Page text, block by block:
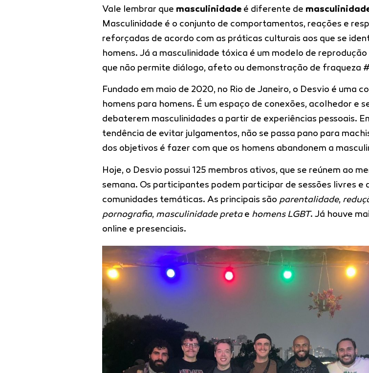
Vale lembrar que masculinidadeé diferente de
Masculinidade é o conjunto de comportamentos, reações e
reforçadas de acordo com as práticas culturais aos que se
homens. Já a masculinidade tóxica é um modelo de
que não permite diálogo, afeto ou demonstração de fraqueza
Fundado em maio de 2020, no Rio de Janeiro, o Desvio é uma
homens para homens. É um espaço de conexões, acolhedor e
debaterem masculinidades a partir de experiências pessoais.
tendência de evitar julgamentos, não se passa pano para
dos objetivos é fazer com que os homens abandonem a
Hoje, o Desvio possui 125 membros ativos, que se reúnem ao
semana. Os participantes podem participar de sessões livres e
comunidades temáticas. As principais são parentalidade,
pornografia, masculinidade pretae homens LGBT. Já houve
online e presenciais.